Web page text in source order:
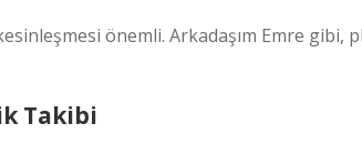
önemli. Arkadaşım Emre gibi,
Takibi